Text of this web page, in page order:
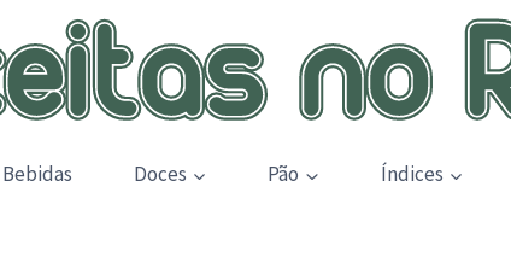
Bebidas Doces Pão Índices